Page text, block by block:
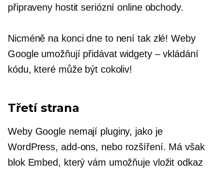
připraveny hostit seriózní online obchody.
Nicméně na konci dne to není tak zlé! Weby
Google umožňují přidávat widgety – vkládání
kódu, které může být cokoliv!
Třetí strana
Weby Google nemají pluginy, jako je
WordPress, add-ons, nebo rozšíření. Má však
blok Embed, který vám umožňuje vložit odkaz